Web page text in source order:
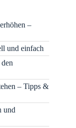
–
und einfach
– Tipps &
und